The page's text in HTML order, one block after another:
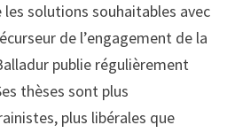
solutions souhaitables avec
de l’engagement de la
publie régulièrement
thèses sont plus
plus libérales que